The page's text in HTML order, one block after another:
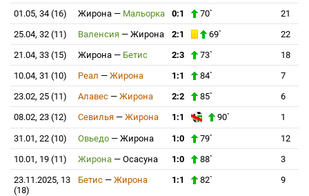
01.05, 34 (16) Жирона — Мальорка 0:1 70`
21
25.04, 32 (11)
Валенсия — Жирона 2:1 69`
22
21.04, 33 (15)
Жирона — Бетис 2:3 73`
18
10.04, 31 (10)
Реал — Жирона 1:1 84`
7
23.02, 25 (11)
Алавес — Жирона 2:2 85`
6
08.02, 23 (12)
Севилья — Жирона 1:1 90` 1
31.01, 22 (10) Овьедо — Жирона 1:0 79`
12
10.01, 19 (11)
Жирона — Осасуна 1:0 88`
3
23.11.2025, 13
(18)
Бетис — Жирона 1:1 82` 9